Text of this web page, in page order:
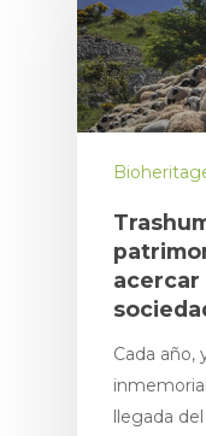
acercar
Cada año,
llegada